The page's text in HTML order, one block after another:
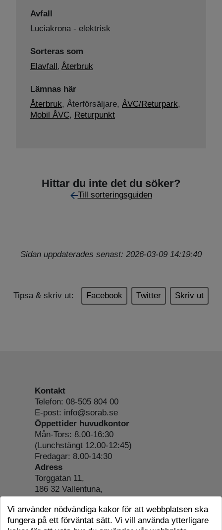
Avfall
Luciakrona - elektrisk
Sorteras som
Elavfall, Återbruk
Lämnas här
Återbruk, Återförsäljare, ÅVC/Returpark,
Mobil ÅVC, Returpunkt
Hittar du inte det du söker?
Till sorteringsguiden
Sidan uppdaterades senast: 2026-03-09 14:19:40
Tipsa & skriv ut: Facebook Twitter Skriv ut
Kontakt
Telefon: 08-505 804 00
E-post: info@sorab.se
Öppettider huvudkontor
Mån-Tors: 8.00-16:30
(Lunchstängt 12.00-12:45)
Fredagar: 8.00-14:30
Adress
Torggatan 11,
186 32 Vallentuna,
Org.nr: 556197-4022
Om webbplatsen
Tillgänglighetsredogörelse
Vi använder nödvändiga kakor för att webbplatsen ska
fungera på ett förväntat sätt. Vi vill använda ytterligare